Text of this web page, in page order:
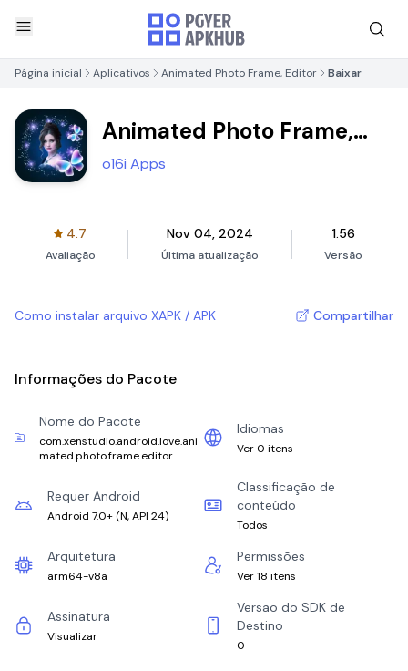
Página inicial Aplicativos Animated Photo Frame, Editor Baixar
Animated Photo Frame,
Editor
o16i Apps
4.7
Avaliação
Nov 04, 2024
Última atualização
1.56
Versão
Como instalar arquivo XAPK / APK Compartilhar
Informações do Pacote
Nome do Pacote
com.xenstudio.android.love.ani
mated.photo.frame.editor
Idiomas
Ver 0 itens
Requer Android
Android 7.0+ (N, API 24)
Classificação de
conteúdo
Todos
Arquitetura
arm64-v8a
Permissões
Ver 18 itens
Assinatura
Visualizar
Versão do SDK de
Destino
0